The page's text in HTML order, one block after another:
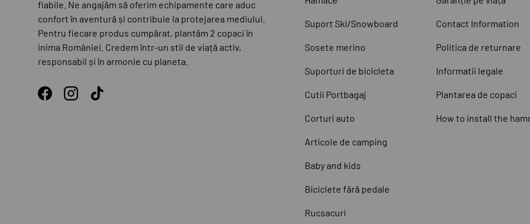
fiabile. Ne angajăm să oferim echipamente care aduc
confort în aventură și contribuie la protejarea mediului.
Pentru fiecare produs cumpărat, plantăm 2 copaci în
inima României. Credem într-un stil de viață activ,
responsabil și în armonie cu planeta.
FacebookInstagramTikTok
Suport Ski/Snowboard
Sosete merino
Suporturi de bicicleta
Cutii Portbagaj
Corturi auto
Articole de camping
Baby and kids
Biciclete fără pedale
Rucsacuri
Contact Information
Politica de returnare
Informatii legale
Plantarea de copaci
How to install the